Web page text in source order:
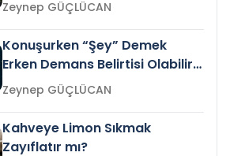
Zeynep GÜÇLÜCAN
Konuşurken “Şey” Demek
Erken Demans Belirtisi Olabilir
mi?
Zeynep GÜÇLÜCAN
Kahveye Limon Sıkmak
Zayıflatır mı?